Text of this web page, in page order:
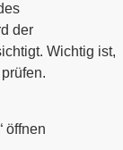
der
Wichtig ist,
öffnen